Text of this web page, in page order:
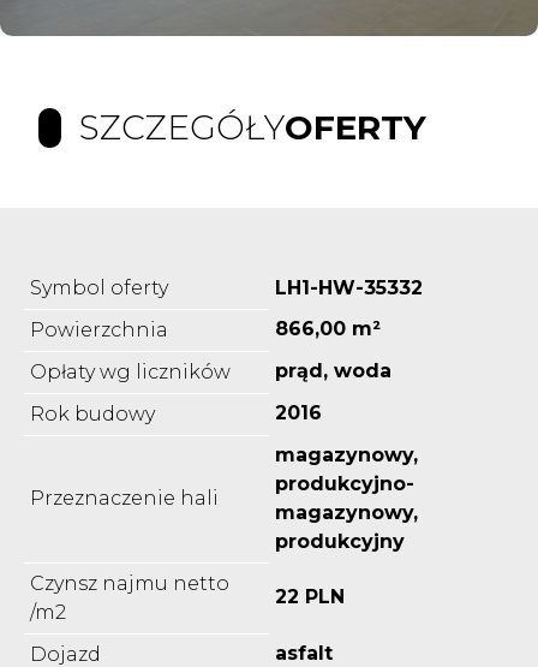
SZCZEGÓŁYOFERTY
Symbol oferty
LH1-HW-35332
Powierzchnia
866,00 m²
Opłaty wg liczników
prąd, woda
Rok budowy
2016
Przeznaczenie hali
magazynowy,
produkcyjno-
magazynowy,
produkcyjny
Czynsz najmu netto
/m2
22 PLN
Dojazd
asfalt